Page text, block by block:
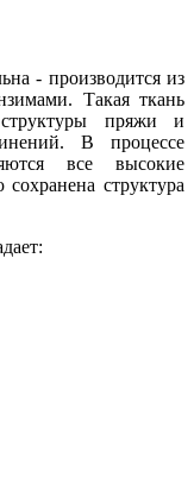
- производится из
Такая ткань
пряжи и
В процессе
все высокие
структура